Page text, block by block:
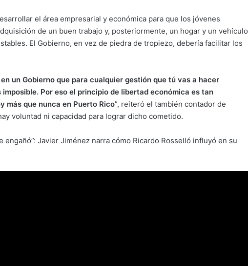
el área empresarial y económica para que los jóvenes
de un buen trabajo y, posteriormente, un hogar y un vehículo
El Gobierno, en vez de piedra de tropiezo, debería facilitar los
un Gobierno que para cualquier gestión que tú vas a hacer
Por eso el principio de libertad económica es tan
más que nunca en Puerto Rico”, reiteró el también contador de
voluntad ni capacidad para lograr dicho cometido.
engañó”: Javier Jiménez narra cómo Ricardo Rosselló influyó en su